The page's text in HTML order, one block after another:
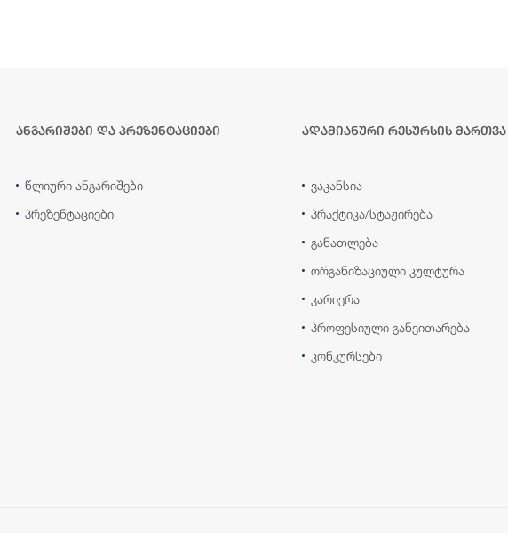
ანგარიშები და პრეზენტაციები
წლიური ანგარიშები
პრეზენტაციები
ადამიანური რესურსის მართვა
ვაკანსია
პრაქტიკა/სტაჟირება
განათლება
ორგანიზაციული კულტურა
კარიერა
პროფესიული განვითარება
კონკურსები